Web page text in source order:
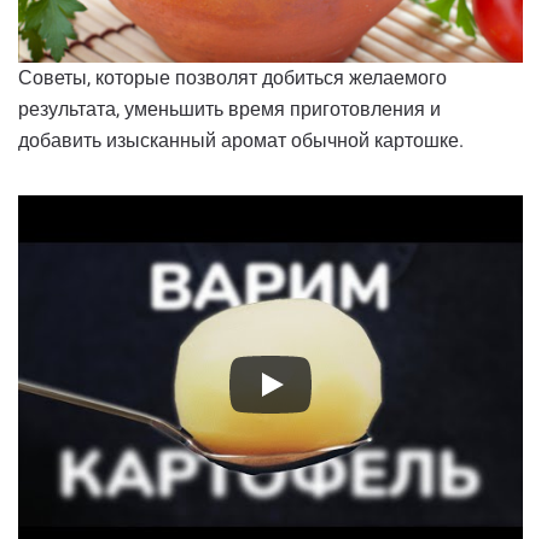
Советы, которые позволят добиться желаемого
результата, уменьшить время приготовления и
добавить изысканный аромат обычной картошке.